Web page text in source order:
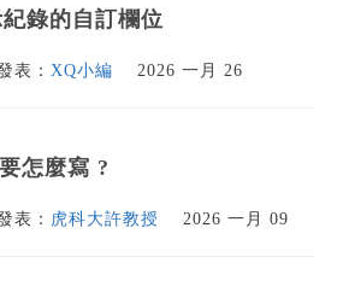
錄的自訂欄位
表： XQ小編 2026 一月 26
怎麼寫 ?
表： 虎科大許教授 2026 一月 09